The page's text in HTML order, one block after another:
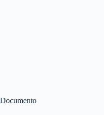
Documento